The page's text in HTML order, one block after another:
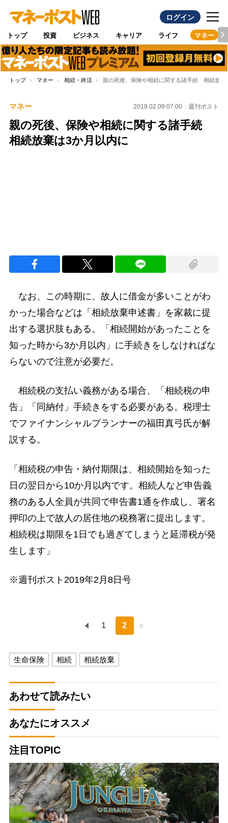
ログイン
トップ 投資 ビジネス キャリア ライフ マネー
トップ マネー 相続・終活 親の死後、保険や相続に関する諸手続 相続放棄
マネー 2019.02.09 07:00 週刊ポスト
親の死後、保険や相続に関する諸手続
相続放棄は3か月以内に
なお、この時期に、故人に借金が多いことがわ
かった場合などは「相続放棄申述書」を家裁に提
出する選択肢もある。「相続開始があったことを
知った時から3か月以内」に手続きをしなければな
らないので注意が必要だ。
相続税の支払い義務がある場合、「相続税の申
告」「同納付」手続きをする必要がある。税理士
でファイナンシャルプランナーの福田真弓氏が解
説する。
「相続税の申告・納付期限は、相続開始を知った
日の翌日から10か月以内です。相続人など申告義
務のある人全員が共同で申告書1通を作成し、署名
押印の上で故人の居住地の税務署に提出します。
相続税は期限を1日でも過ぎてしまうと延滞税が発
生します」
※週刊ポスト2019年2月8日号
1 2
生命保険 相続 相続放棄
あわせて読みたい
あなたにオススメ
注目TOPIC